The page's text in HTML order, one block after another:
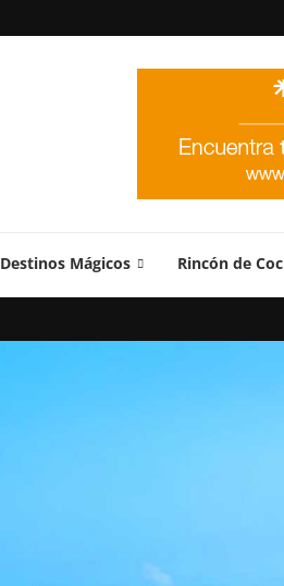
Destinos Mágicos Rincón de